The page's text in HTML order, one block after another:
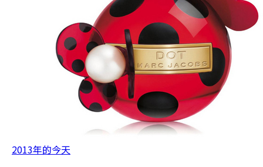
2013年的今天